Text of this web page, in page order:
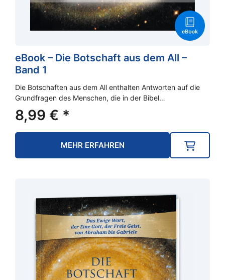
eBook – Die Botschaft aus dem All –
Band 1
Die Botschaften aus dem All enthalten Antworten auf die
Grundfragen des Menschen, die in der Bibel…
8,99 € *
MEHR ERFAHREN